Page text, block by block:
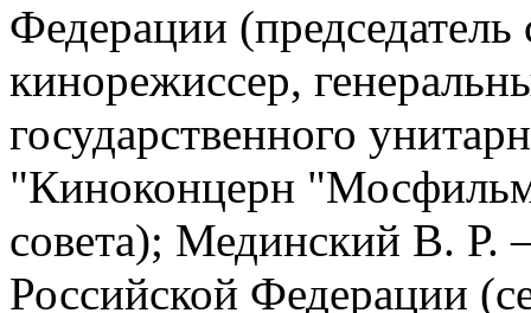
Федерации
кинорежиссер,
государственного
"Киноконцерн
совета); Мединский В.
Российской Федерации